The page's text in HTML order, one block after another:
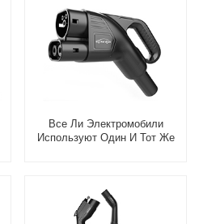
Все Ли Электромобили
Используют Один И Тот Же